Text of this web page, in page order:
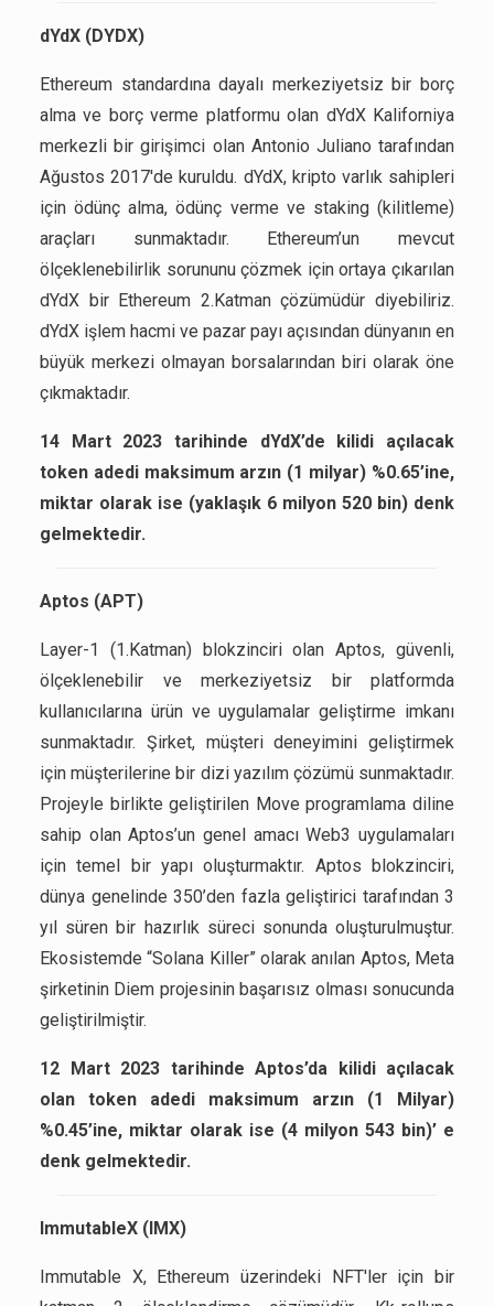
dYdX (DYDX)
Ethereum standardına dayalı merkeziyetsiz bir borç
alma ve borç verme platformu olan dYdX Kaliforniya
merkezli bir girişimci olan Antonio Juliano tarafından
Ağustos 2017'de kuruldu. dYdX, kripto varlık sahipleri
için ödünç alma, ödünç verme ve staking (kilitleme)
araçları sunmaktadır. Ethereum’un mevcut
ölçeklenebilirlik sorununu çözmek için ortaya çıkarılan
dYdX bir Ethereum 2.Katman çözümüdür diyebiliriz.
dYdX işlem hacmi ve pazar payı açısından dünyanın en
büyük merkezi olmayan borsalarından biri olarak öne
çıkmaktadır.
14 Mart 2023 tarihinde dYdX’de kilidi açılacak
token adedi maksimum arzın (1 milyar) %0.65’ine,
miktar olarak ise (yaklaşık 6 milyon 520 bin) denk
gelmektedir.
Aptos (APT)
Layer-1 (1.Katman) blokzinciri olan Aptos, güvenli,
ölçeklenebilir ve merkeziyetsiz bir platformda
kullanıcılarına ürün ve uygulamalar geliştirme imkanı
sunmaktadır. Şirket, müşteri deneyimini geliştirmek
için müşterilerine bir dizi yazılım çözümü sunmaktadır.
Projeyle birlikte geliştirilen Move programlama diline
sahip olan Aptos’un genel amacı Web3 uygulamaları
için temel bir yapı oluşturmaktır. Aptos blokzinciri,
dünya genelinde 350’den fazla geliştirici tarafından 3
yıl süren bir hazırlık süreci sonunda oluşturulmuştur.
Ekosistemde “Solana Killer” olarak anılan Aptos, Meta
şirketinin Diem projesinin başarısız olması sonucunda
geliştirilmiştir.
12 Mart 2023 tarihinde Aptos’da kilidi açılacak
olan token adedi maksimum arzın (1 Milyar)
%0.45’ine, miktar olarak ise (4 milyon 543 bin)’ e
denk gelmektedir.
ImmutableX (IMX)
Immutable X, Ethereum üzerindeki NFT'ler için bir